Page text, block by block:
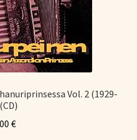
Vol. 2 (1929-
€